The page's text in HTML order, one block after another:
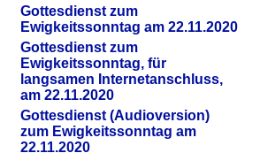
Gottesdienst zum
Ewigkeitssonntag am 22.11.2020
Gottesdienst zum
Ewigkeitssonntag, für
langsamen Internetanschluss,
am 22.11.2020
Gottesdienst (Audioversion)
zum Ewigkeitssonntag am
22.11.2020